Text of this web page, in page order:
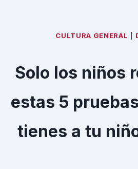
CULTURA GENERAL
Solo los niños
estas 5
tienes a tu